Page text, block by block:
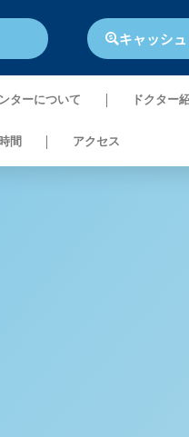
キャッシ
ターについて ドクター
間 アクセス